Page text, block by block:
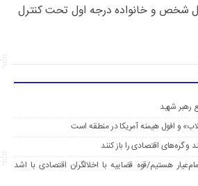
شخص و خانواده درجه اول تحت کنترل
و افول هیمنه آمریکا در منطقه است
و گره‌های اقتصادی را باز کنند
هستیم/قوه قضاییه با اخلالگران اقتصادی با اشد